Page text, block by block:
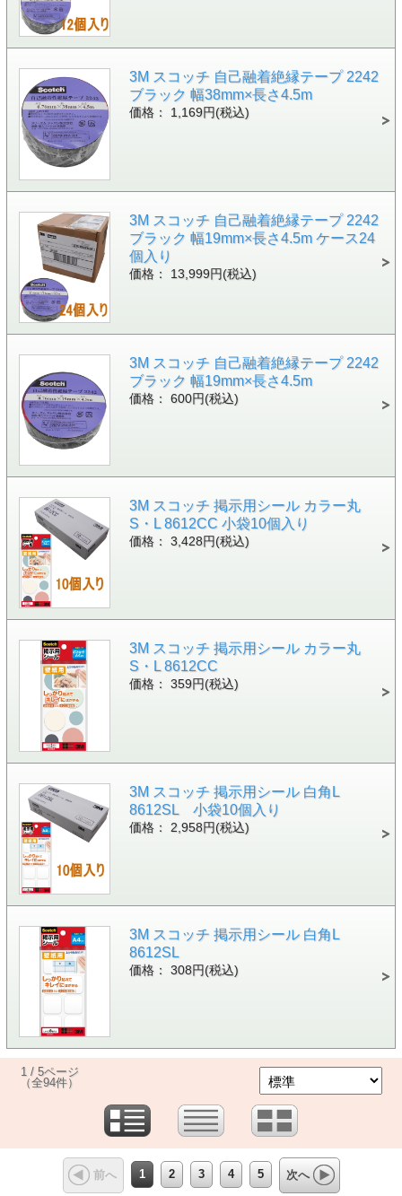
3M スコッチ 自己融着絶縁テープ 2242
ブラック 幅38mm×長さ4.5m
価格： 1,169円(税込)
3M スコッチ 自己融着絶縁テープ 2242
ブラック 幅19mm×長さ4.5m ケース24
個入り
価格： 13,999円(税込)
3M スコッチ 自己融着絶縁テープ 2242
ブラック 幅19mm×長さ4.5m
価格： 600円(税込)
3M スコッチ 掲示用シール カラー丸
S・L 8612CC 小袋10個入り
価格： 3,428円(税込)
3M スコッチ 掲示用シール カラー丸
S・L 8612CC
価格： 359円(税込)
3M スコッチ 掲示用シール 白角L
8612SL 小袋10個入り
価格： 2,958円(税込)
3M スコッチ 掲示用シール 白角L
8612SL
価格： 308円(税込)
1 / 5ページ
（全94件）
前へ 1 2 3 4 5 次へ